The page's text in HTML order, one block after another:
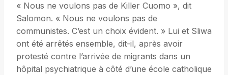
« Nous ne voulons pas de Killer Cuomo », dit
Salomon. « Nous ne voulons pas de
communistes. C’est un choix évident. » Lui et Sliwa
ont été arrêtés ensemble, dit-il, après avoir
protesté contre l’arrivée de migrants dans un
hôpital psychiatrique à côté d’une école catholique